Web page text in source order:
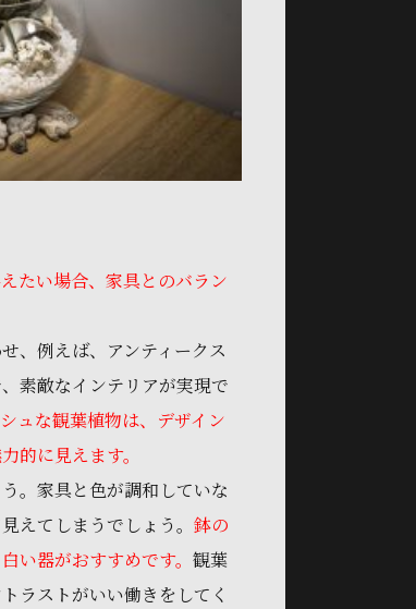
たい場合、家具とのバラン
、例えば、アンティークス
素敵なインテリアが実現で
ュな観葉植物は、デザイン
的に見えます。
。家具と色が調和していな
えてしまうでしょう。 鉢の
い器がおすすめです。 観葉
ラストがいい働きをしてく